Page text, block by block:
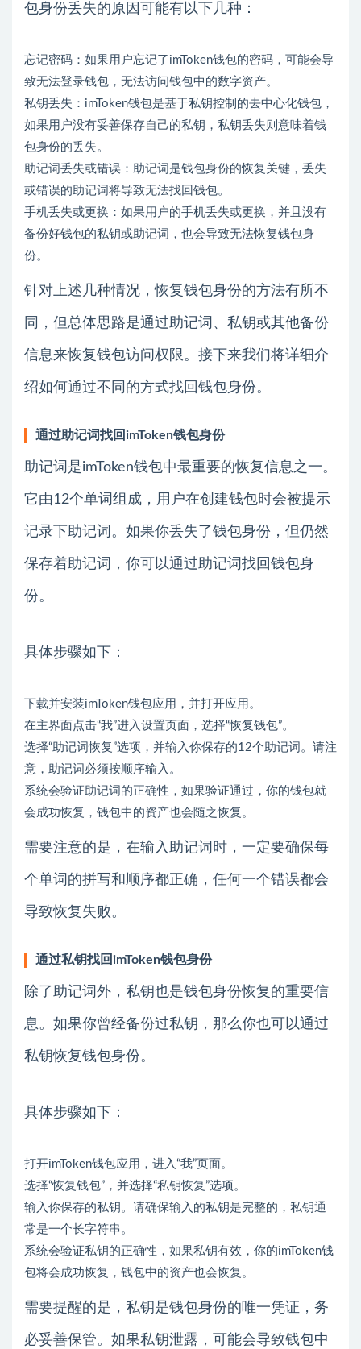
包身份丢失的原因可能有以下几种：
忘记密码：如果用户忘记了imToken钱包的密码，可能会导
致无法登录钱包，无法访问钱包中的数字资产。
私钥丢失：imToken钱包是基于私钥控制的去中心化钱包，
如果用户没有妥善保存自己的私钥，私钥丢失则意味着钱
包身份的丢失。
助记词丢失或错误：助记词是钱包身份的恢复关键，丢失
或错误的助记词将导致无法找回钱包。
手机丢失或更换：如果用户的手机丢失或更换，并且没有
备份好钱包的私钥或助记词，也会导致无法恢复钱包身
份。
针对上述几种情况，恢复钱包身份的方法有所不
同，但总体思路是通过助记词、私钥或其他备份
信息来恢复钱包访问权限。接下来我们将详细介
绍如何通过不同的方式找回钱包身份。
通过助记词找回imToken钱包身份
助记词是imToken钱包中最重要的恢复信息之一。
它由12个单词组成，用户在创建钱包时会被提示
记录下助记词。如果你丢失了钱包身份，但仍然
保存着助记词，你可以通过助记词找回钱包身
份。
具体步骤如下：
下载并安装imToken钱包应用，并打开应用。
在主界面点击“我”进入设置页面，选择“恢复钱包”。
选择“助记词恢复”选项，并输入你保存的12个助记词。请注
意，助记词必须按顺序输入。
系统会验证助记词的正确性，如果验证通过，你的钱包就
会成功恢复，钱包中的资产也会随之恢复。
需要注意的是，在输入助记词时，一定要确保每
个单词的拼写和顺序都正确，任何一个错误都会
导致恢复失败。
通过私钥找回imToken钱包身份
除了助记词外，私钥也是钱包身份恢复的重要信
息。如果你曾经备份过私钥，那么你也可以通过
私钥恢复钱包身份。
具体步骤如下：
打开imToken钱包应用，进入“我”页面。
选择“恢复钱包”，并选择“私钥恢复”选项。
输入你保存的私钥。请确保输入的私钥是完整的，私钥通
常是一个长字符串。
系统会验证私钥的正确性，如果私钥有效，你的imToken钱
包将会成功恢复，钱包中的资产也会恢复。
需要提醒的是，私钥是钱包身份的唯一凭证，务
必妥善保管。如果私钥泄露，可能会导致钱包中